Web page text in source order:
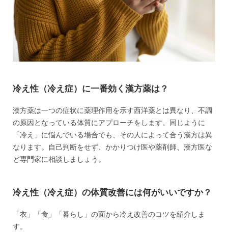
冷え性（冷え症）に一番効く漢方薬は？
漢方薬は一つの症状に薬理作用を示す西洋薬とは異なり、不調
の原因となっている体質にアプローチをします。同じように
「冷え」に悩んでいる場合でも、その人によって合う漢方は異
なります。自己判断をせず、かかりつけ医や薬剤師、漢方医な
ど専門家に相談しましょう。
冷え性（冷え症）の体質改善には何がいいですか？
「衣」「食」「暮らし」の面から冷え改善のコツを紹介しま
す。